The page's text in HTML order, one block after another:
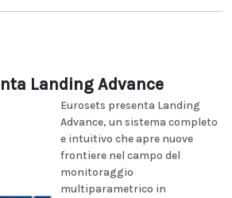
Landing Advance
Eurosets presenta Landing
Advance, un sistema completo
e intuitivo che apre nuove
frontiere nel campo del
monitoraggio
multiparametrico in